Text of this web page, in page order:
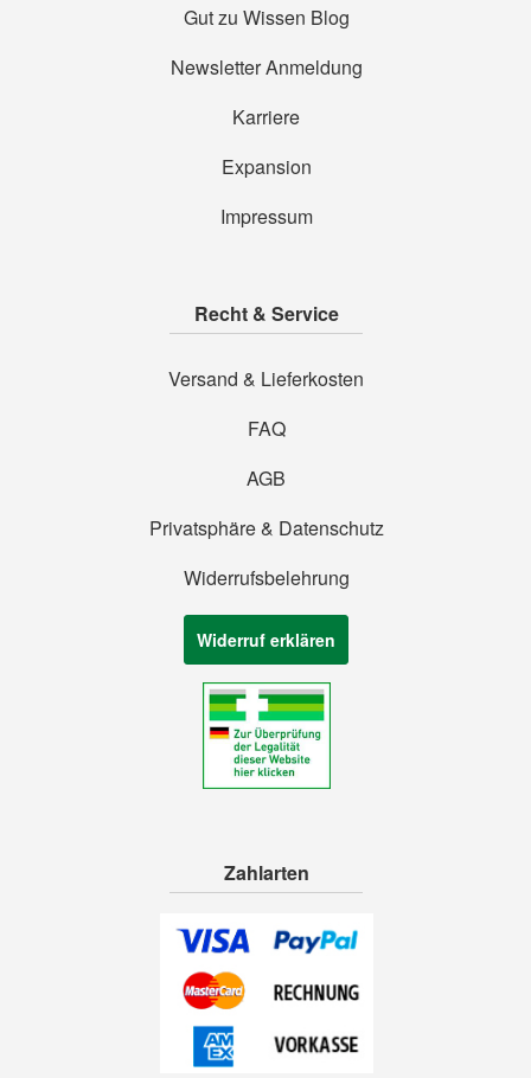
Gut zu Wissen Blog
Newsletter Anmeldung
Karriere
Expansion
Impressum
Recht & Service
Versand & Lieferkosten
FAQ
AGB
Privatsphäre & Datenschutz
Widerrufsbelehrung
Widerruf erklären
Zahlarten